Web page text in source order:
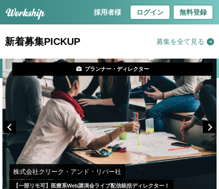
採用者様 ログイン 無料登録
新着募集PICKUP 募集を全て見る
株式会社クリーク・アンド・リバー社
【一部リモ可】医療系Web講演会ライブ配信統括ディレクター！
プランナー・ディレクター